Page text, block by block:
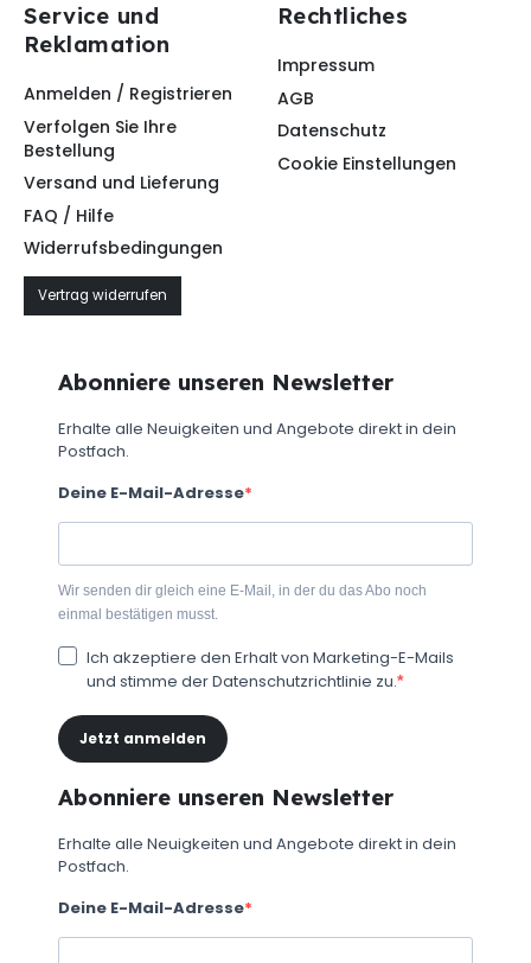
Service und
Reklamation
Anmelden / Registrieren
Verfolgen Sie Ihre
Bestellung
Versand und Lieferung
FAQ / Hilfe
Widerrufsbedingungen
Vertrag widerrufen
Rechtliches
Impressum
AGB
Datenschutz
Cookie Einstellungen
Abonniere unseren Newsletter
Erhalte alle Neuigkeiten und Angebote direkt in dein
Postfach.
Deine E-Mail-Adresse
Wir senden dir gleich eine E-Mail, in der du das Abo noch
einmal bestätigen musst.
Ich akzeptiere den Erhalt von Marketing-E-Mails
und stimme der Datenschutzrichtlinie zu.
Jetzt anmelden
Abonniere unseren Newsletter
Erhalte alle Neuigkeiten und Angebote direkt in dein
Postfach.
Deine E-Mail-Adresse